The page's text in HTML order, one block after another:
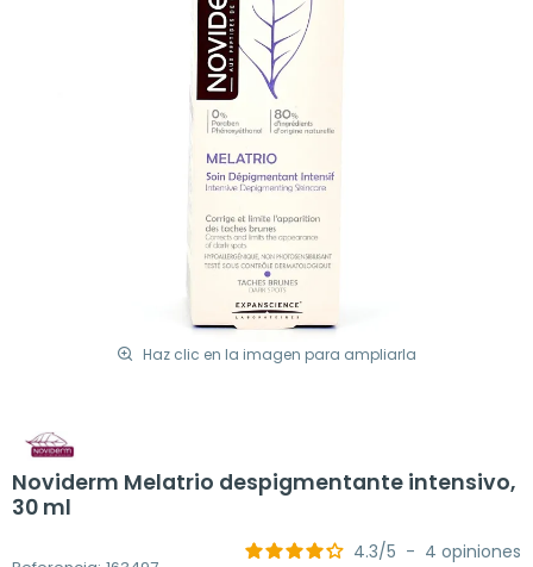
Haz clic en la imagen para ampliarla
Noviderm Melatrio despigmentante intensivo,
30 ml
4.3/5 - 4 opiniones